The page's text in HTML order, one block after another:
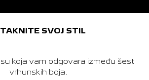
SVOJ STIL
koja vam odgovara između šest
vrhunskih boja.